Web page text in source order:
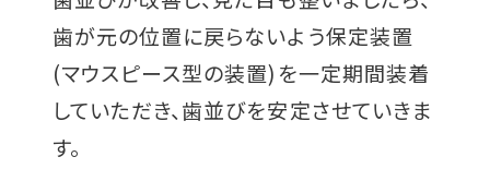
歯が元の位置に戻らないよう保定装置
(マウスピース型の装置)を一定期間装着
していただき、歯並びを安定させていきま
す。